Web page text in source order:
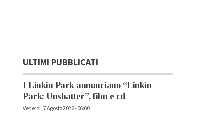
ULTIMI PUBBLICATI
I Linkin Park annunciano “Linkin
Park: Unshatter”, film e cd
Venerdì, 7 Agosto 2026 - 06:00